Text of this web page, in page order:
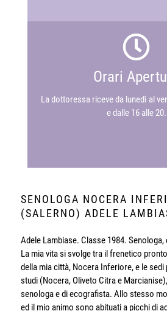
Orari
La dottoressa riceve da lunedì al
e dalle 16 alle 20.
SENOLOGA NOCERA
(SALERNO) ADELE
Adele Lambiase. Classe 1984.
La mia vita si svolge tra il frenetico
della mia città, Nocera Inferiore, e le sedi
studi (Nocera, Oliveto Citra e
senologa e di ecografista. Allo stesso
ed il mio animo sono abituati a picchi di